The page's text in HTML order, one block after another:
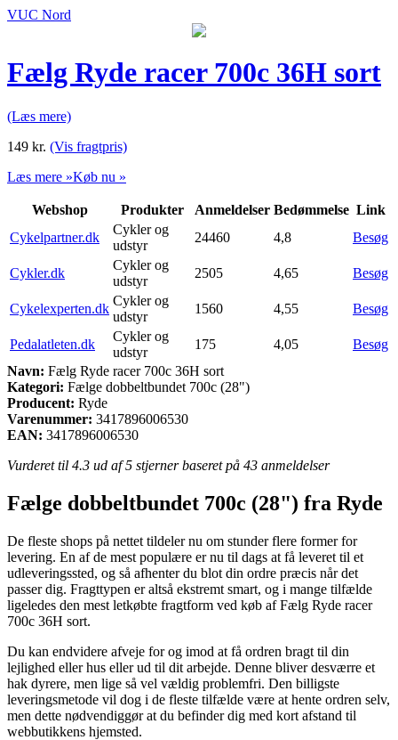
VUC Nord
Fælg Ryde racer 700c 36H sort
(Læs mere)
149 kr. (Vis fragtpris)
Læs mere »Køb nu »
Webshop Produkter Anmeldelser Bedømmelse Link
Cykelpartner.dk
Cykler og
udstyr
24460 4,8 Besøg
Cykler.dk
Cykler og
udstyr
2505 4,65 Besøg
Cykelexperten.dk
Cykler og
udstyr
1560 4,55 Besøg
Pedalatleten.dk
Cykler og
udstyr
175 4,05
Besøg
Navn: Fælg Ryde racer 700c 36H sort
Kategori: Fælge dobbeltbundet 700c (28")
Producent: Ryde
Varenummer: 3417896006530
EAN: 3417896006530
Vurderet til 4.3 ud af 5 stjerner baseret på 43 anmeldelser
Fælge dobbeltbundet 700c (28") fra Ryde
De fleste shops på nettet tildeler nu om stunder flere former for
levering. En af de mest populære er nu til dags at få leveret til et
udleveringssted, og så afhenter du blot din ordre præcis når det
passer dig. Fragttypen er altså ekstremt smart, og i mange tilfælde
ligeledes den mest letkøbte fragtform ved køb af Fælg Ryde racer
700c 36H sort.
Du kan endvidere afveje for og imod at få ordren bragt til din
lejlighed eller hus eller ud til dit arbejde. Denne bliver desværre et
hak dyrere, men lige så vel vældig problemfri. Den billigste
leveringsmetode vil dog i de fleste tilfælde være at hente ordren selv,
men dette nødvendiggør at du befinder dig med kort afstand til
webbutikkens hjemsted.